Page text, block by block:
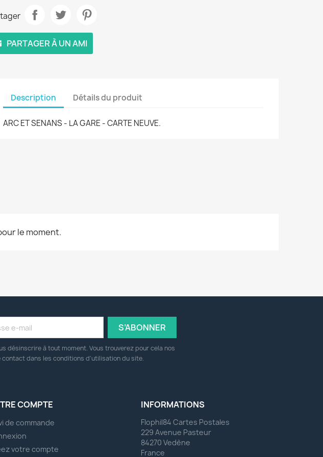
PARTAGER À UN AMI
Description Détails du produit
ARC ET SENANS - LA GARE - CARTE NEUVE.
le moment.
désinscrire à tout moment. Vous trouverez pour cela nos
contact dans les conditions d'utilisation du site.
COMPTE
de commande
votre compte
INFORMATIONS
Flophil84 Cartes Postales
229 Avenue Pasteur
84270 Vedène
France